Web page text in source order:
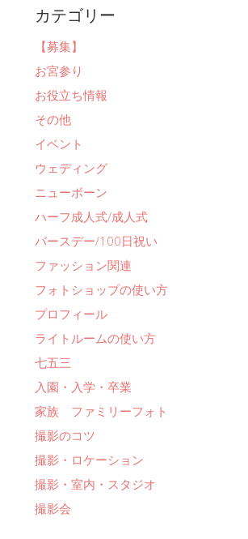
カテゴリー
【募集】
お宮参り
お役立ち情報
その他
イベント
ウェディング
ニューボーン
ハーフ成人式/成人式
バースデー/100日祝い
ファッション関連
フォトショップの使い方
プロフィール
ライトルームの使い方
七五三
入園・入学・卒業
家族 ファミリーフォト
撮影のコツ
撮影・ロケーション
撮影・室内・スタジオ
撮影会